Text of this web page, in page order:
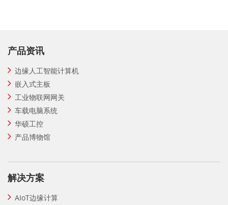
产品资讯
边缘人工智能计算机
嵌入式主板
工业物联网网关
车载电脑系统
华硕工控
产品博物馆
解决方案
AIoT边缘计算